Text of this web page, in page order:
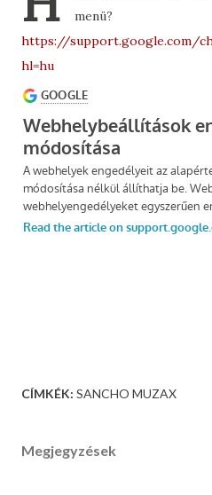
menü?
https://support.google.com/
hl=hu
CÍMKÉK: SANCHO MUZAX
Megjegyzések